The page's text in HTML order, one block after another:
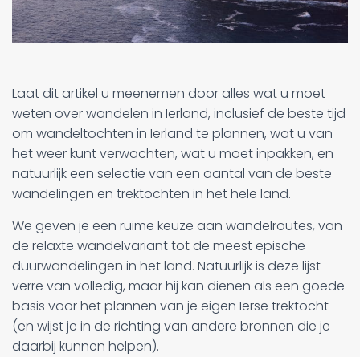
Laat dit artikel u meenemen door alles wat u moet
weten over wandelen in Ierland, inclusief de beste tijd
om wandeltochten in Ierland te plannen, wat u van
het weer kunt verwachten, wat u moet inpakken, en
natuurlijk een selectie van een aantal van de beste
wandelingen en trektochten in het hele land.
We geven je een ruime keuze aan wandelroutes, van
de relaxte wandelvariant tot de meest epische
duurwandelingen in het land. Natuurlijk is deze lijst
verre van volledig, maar hij kan dienen als een goede
basis voor het plannen van je eigen Ierse trektocht
(en wijst je in de richting van andere bronnen die je
daarbij kunnen helpen).